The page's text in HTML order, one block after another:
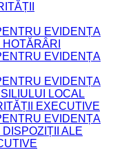
EVIDENȚA
EVIDENȚA
EVIDENȚA
LOCAL
EXECUTIVE
EVIDENȚA
ALE